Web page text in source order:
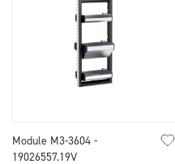
Module M3-3604 -
19026557.19V